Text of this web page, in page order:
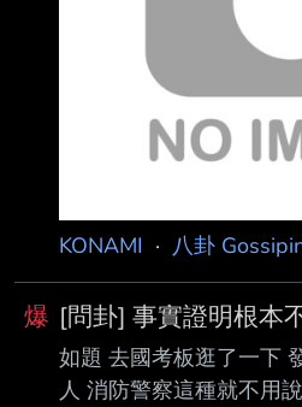
席柯文哲一審宣判重刑
向民進黨 。 對比《美麗
的國政民調顯示，民眾
降至 7.1%。此外，民進
KONAMI · 八卦
爆 [問卦] 事實證明根本
如題 去國考板逛了一下
人 消防警察這種就不用